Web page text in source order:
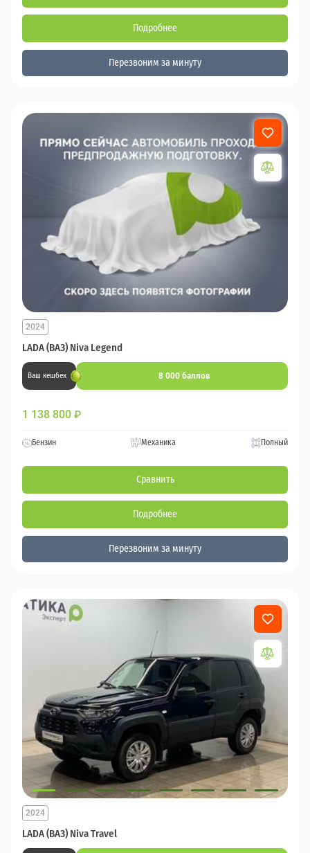
Подробнее
Перезвоним за минуту
LADA (ВАЗ) Niva Legend
2024
Ваш кешбек 8 000 баллов
1 138 800 ₽
Бензин Механика Полный
Сравнить
Подробнее
Перезвоним за минуту
LADA (ВАЗ) Niva Travel
2024